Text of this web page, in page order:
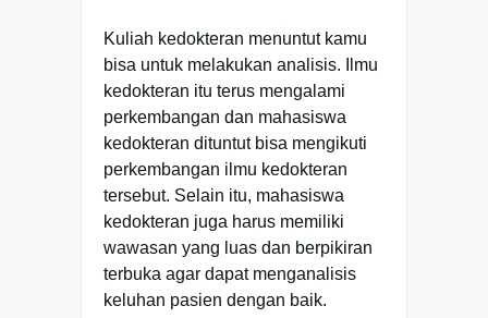
Kuliah kedokteran menuntut kamu
bisa untuk melakukan analisis. Ilmu
kedokteran itu terus mengalami
perkembangan dan mahasiswa
kedokteran dituntut bisa mengikuti
perkembangan ilmu kedokteran
tersebut. Selain itu, mahasiswa
kedokteran juga harus memiliki
wawasan yang luas dan berpikiran
terbuka agar dapat menganalisis
keluhan pasien dengan baik.